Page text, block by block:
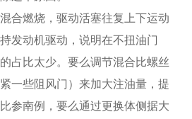
合燃烧，驱动活塞往复上下运动
发动机驱动，说明在不扭油门
占比太少。要么调节混合比螺丝
一些阻风门）来加大注油量，提
参南例，要么通过更换体侧据大